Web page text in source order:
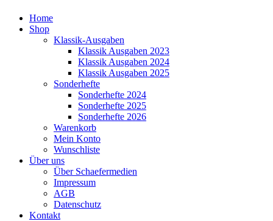
Home
Shop
Klassik-Ausgaben
Klassik Ausgaben 2023
Klassik Ausgaben 2024
Klassik Ausgaben 2025
Sonderhefte
Sonderhefte 2024
Sonderhefte 2025
Sonderhefte 2026
Warenkorb
Mein Konto
Wunschliste
Über uns
Über Schaefermedien
Impressum
AGB
Datenschutz
Kontakt